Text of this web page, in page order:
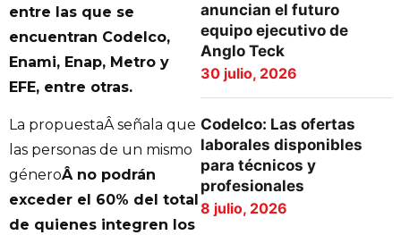
entre las que se
encuentran Codelco,
Enami, Enap, Metro y
EFE, entre otras.
La propuestaÂ señala que
las personas de un mismo
géneroÂ no podrán
exceder el 60% del total
de quienes integren los
anuncian el futuro
equipo ejecutivo de
Anglo Teck
30 julio, 2026
Codelco: Las ofertas
laborales disponibles
para técnicos y
profesionales
8 julio, 2026